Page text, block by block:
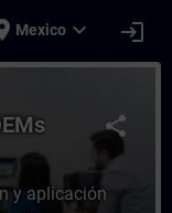
Mexico expand_more login
y
share
y aplicación